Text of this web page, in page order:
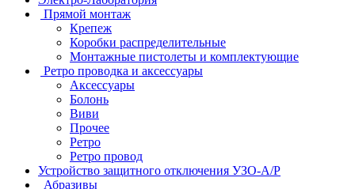
Прямой монтаж
Крепеж
Коробки распределительные
Монтажные пистолеты и комплектующие
Ретро проводка и аксессуары
Аксессуары
Болонь
Виви
Прочее
Ретро
Ретро провод
Устройство защитного отключения УЗО-А/Р
Абразивы